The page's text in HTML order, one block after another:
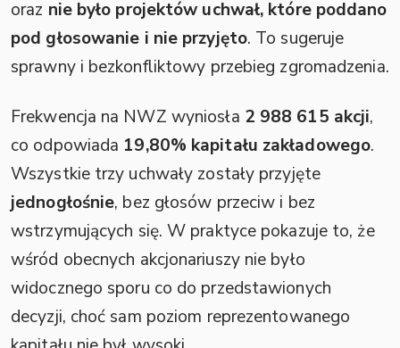
oraz nie było projektów uchwał, które poddano
pod głosowanie i nie przyjęto. To sugeruje
sprawny i bezkonfliktowy przebieg zgromadzenia.
Frekwencja na NWZ wyniosła 2 988 615 akcji,
co odpowiada 19,80% kapitału zakładowego.
Wszystkie trzy uchwały zostały przyjęte
jednogłośnie, bez głosów przeciw i bez
wstrzymujących się. W praktyce pokazuje to, że
wśród obecnych akcjonariuszy nie było
widocznego sporu co do przedstawionych
decyzji, choć sam poziom reprezentowanego